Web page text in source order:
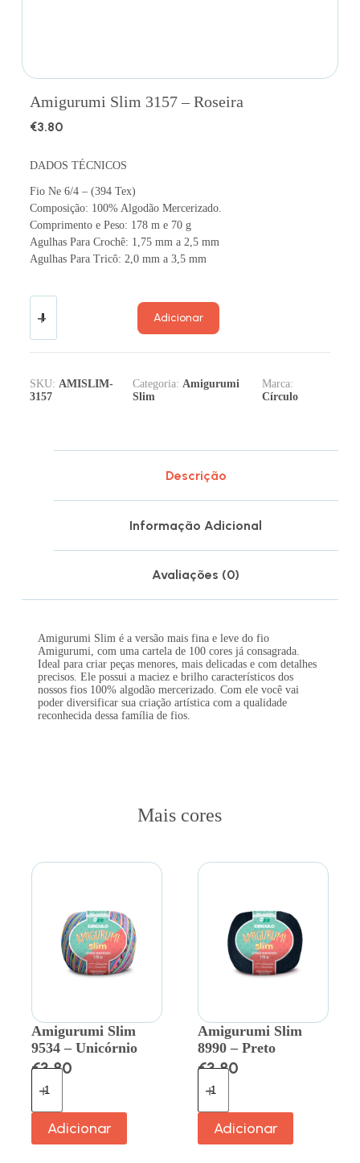
Amigurumi Slim 3157 – Roseira
€3.80
DADOS TÉCNICOS
Fio Ne 6/4 – (394 Tex)
Composição: 100% Algodão Mercerizado.
Comprimento e Peso: 178 m e 70 g
Agulhas Para Crochê: 1,75 mm a 2,5 mm
Agulhas Para Tricô: 2,0 mm a 3,5 mm
Adicionar
SKU: AMISLIM-
3157
Categoria:Amigurumi
Slim
Marca:
Círculo
Descrição
Informação Adicional
Avaliações (0)
Amigurumi Slim é a versão mais fina e leve do fio
Amigurumi, com uma cartela de 100 cores já consagrada.
Ideal para criar peças menores, mais delicadas e com detalhes
precisos. Ele possui a maciez e brilho característicos dos
nossos fios 100% algodão mercerizado. Com ele você vai
poder diversificar sua criação artística com a qualidade
reconhecida dessa família de fios.
Mais cores
Amigurumi Slim
9534 – Unicórnio
€3.80
Adicionar
Amigurumi Slim
8990 – Preto
€3.80
Adicionar